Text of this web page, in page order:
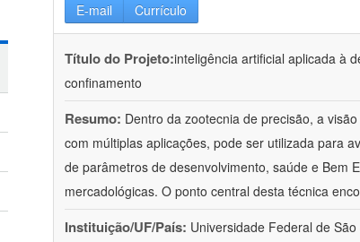
E-mail Currículo
Título do Projeto:inteligência artificial aplicada à
confinamento
Resumo: Dentro da zootecnia de precisão, a
com múltiplas aplicações, pode ser utilizada para
de parâmetros de desenvolvimento, saúde e Bem
mercadológicas. O ponto central desta técnica
Instituição/UF/País: Universidade Federal de